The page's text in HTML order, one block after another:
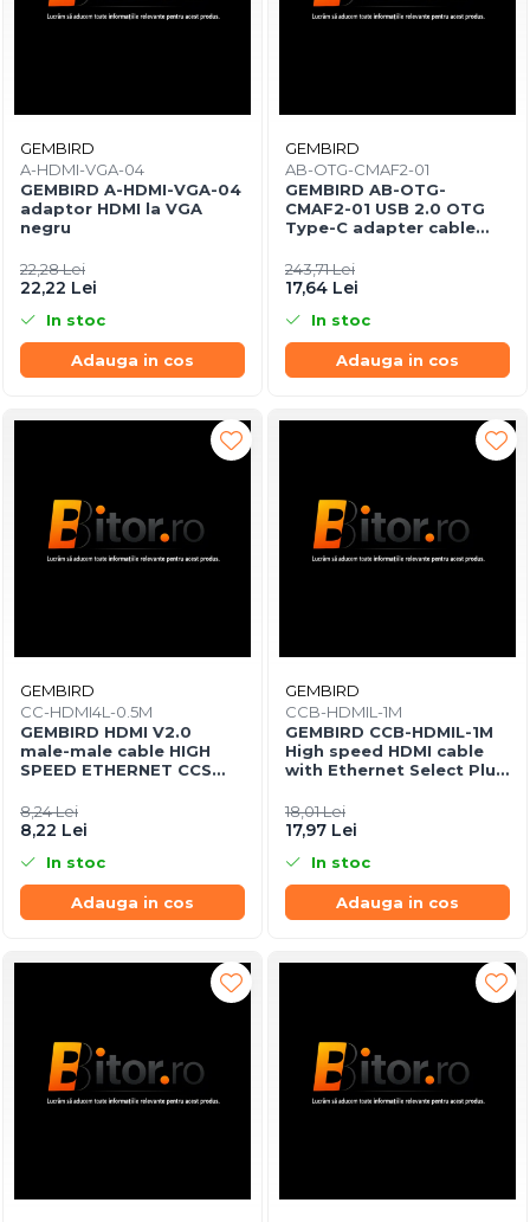
GEMBIRD
A-HDMI-VGA-04
GEMBIRD A-HDMI-VGA-04
adaptor HDMI la VGA
negru
22,28 Lei
22,22 Lei
In stoc
Adauga in cos
GEMBIRD
AB-OTG-CMAF2-01
GEMBIRD AB-OTG-
CMAF2-01 USB 2.0 OTG
Type-C adapter cable
243,71 Lei
17,64 Lei
In stoc
Adauga in cos
GEMBIRD
CC-HDMI4L-0.5M
GEMBIRD HDMI V2.0
male-male cable HIGH
SPEED ETHERNET CCS
8,24 Lei
8,22 Lei
In stoc
Adauga in cos
GEMBIRD
CCB-HDMIL-1M
GEMBIRD CCB-HDMIL-1M
High speed HDMI cable
with Ethernet Select Plus
18,01 Lei
17,97 Lei
In stoc
Adauga in cos